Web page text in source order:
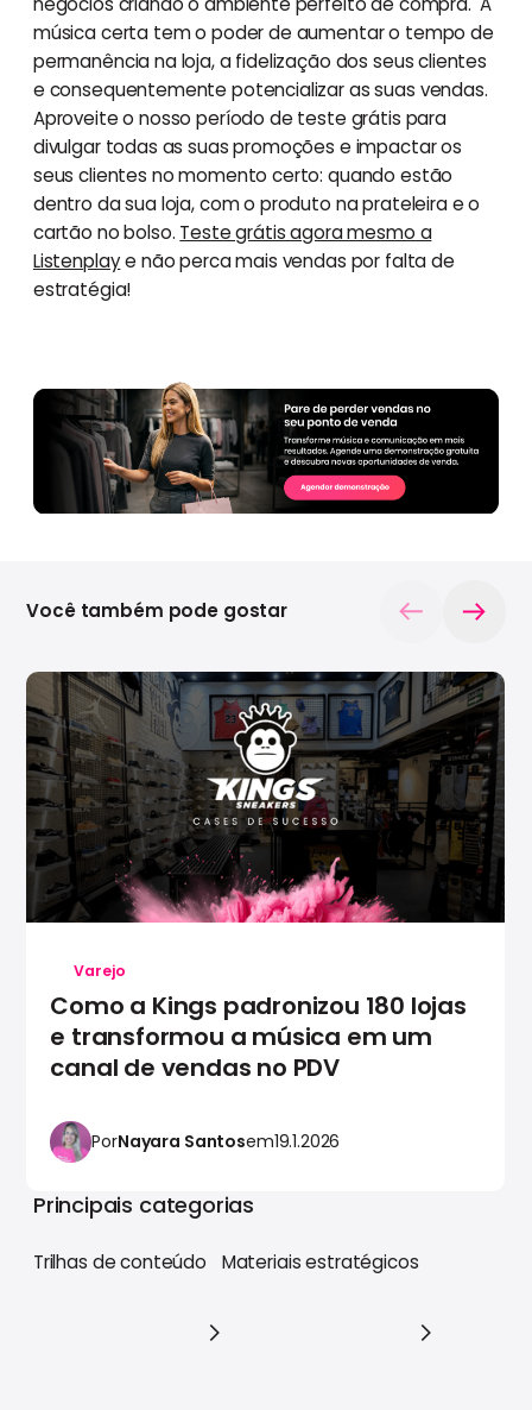
música certa tem o poder de aumentar o tempo de
permanência na loja, a fidelização dos seus clientes
e consequentemente potencializar as suas vendas.
Aproveite o nosso período de teste grátis para
divulgar todas as suas promoções e impactar os
seus clientes no momento certo: quando estão
dentro da sua loja, com o produto na prateleira e o
cartão no bolso. Teste grátis agora mesmo a
Listenplaye não perca mais vendas por falta de
estratégia!
Varejo
Como a Kings padronizou 180 lojas
e transformou a música em um
canal de vendas no PDV
PorNayara Santosem19.1.2026
Você também pode gostar
Principais categorias
Trilhas de conteúdo Materiais estratégicos